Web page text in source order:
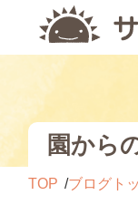
園から
TOP ブログト